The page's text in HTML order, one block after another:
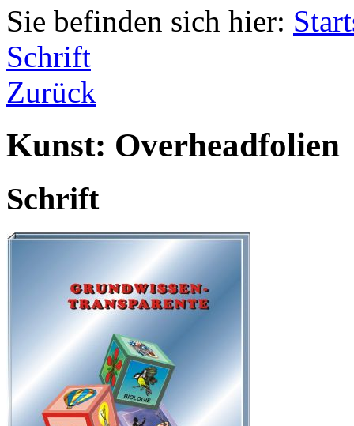
Sie befinden sich hier:
Schrift
Zurück
Kunst: Overheadfolien
Schrift